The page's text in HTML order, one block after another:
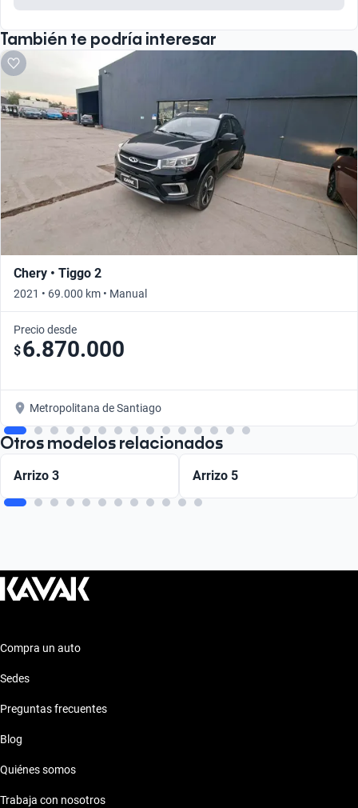
También te podría interesar
Chery • Tiggo 2
2021 • 69.000 km • Manual
Precio desde
$6.870.000
Metropolitana de Santiago
Otros modelos relacionados
Arrizo 3 Arrizo 5
Compra un auto
Sedes
Preguntas frecuentes
Blog
Quiénes somos
Trabaja con nosotros